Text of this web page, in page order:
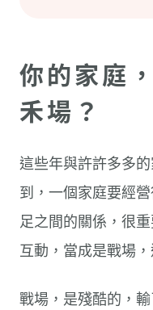
你的家庭
禾場？
這些年與許許多多
到，一個家庭要經
足之間的關係，很
互動，當成是戰場
戰場，是殘酷的，